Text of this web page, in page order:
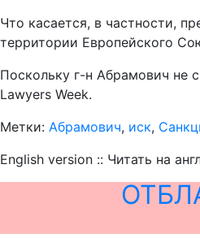
Что касается, в частности,
территории Европейского
Поскольку г-н Абрамович не
Lawyers Week.
Метки: Абрамович, иск,
English version :: Читать на